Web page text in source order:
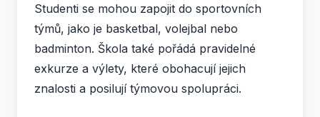
Studenti se mohou zapojit do sportovních
týmů, jako je basketbal, volejbal nebo
badminton. Škola také pořádá pravidelné
exkurze a výlety, které obohacují jejich
znalosti a posilují týmovou spolupráci.